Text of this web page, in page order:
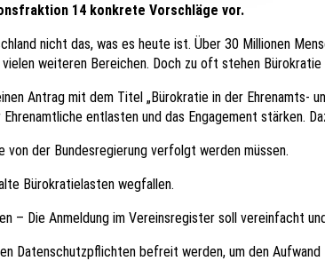
14 konkrete Vorschläge vor.
nicht das, was es heute ist. Über 30 Millionen
weiteren Bereichen. Doch zu oft stehen Bürokratie
Antrag mit dem Titel „Bürokratie in der Ehrenamts-
entlasten und das Engagement stärken.
von der Bundesregierung verfolgt werden müssen.
Bürokratielasten wegfallen.
– Die Anmeldung im Vereinsregister soll vereinfacht
Datenschutzpflichten befreit werden, um den Aufwand